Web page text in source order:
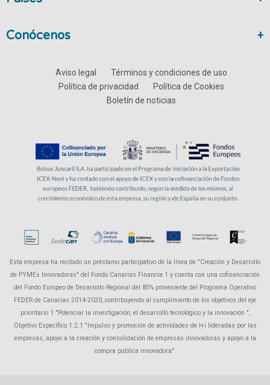
Conócenos
Aviso legal
Términos y condiciones de uso
Política de privacidad
Política de Cookies
Boletín de noticias
Esta empresa ha recibido un préstamo participativo de la línea de "Creación y Desarrollo
de PYMEs Innovadoras" del Fondo Canarias Financia 1 y cuenta con una cofinanciación
del Fondo Europeo de Desarrollo Regional del 85% proveniente del Programa Operativo
FEDER de Canarias 2014-2020, contribuyendo al cumplimiento de los objetivos del eje
prioritario 1 "Potenciar la investigación, el desarrollo tecnológico y la innovación ",
Objetivo Específico 1.2.1 "Impulso y promoción de actividades de I+i lideradas por las
empresas, apoyo a la creación y consolidación de empresas innovadoras y apoyo a la
compra pública innovadora".